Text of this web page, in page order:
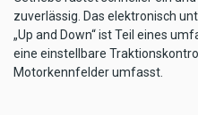
zuverlässig. Das elektronisch
„Up and Down“ ist Teil eines
eine einstellbare
Motorkennfelder umfasst.